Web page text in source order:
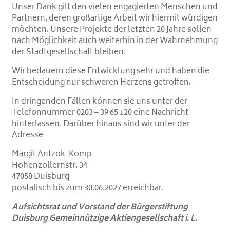
Unser Dank gilt den vielen engagierten Menschen und
Partnern, deren großartige Arbeit wir hiermit würdigen
möchten. Unsere Projekte der letzten 20 Jahre sollen
nach Möglichkeit auch weiterhin in der Wahrnehmung
der Stadtgesellschaft bleiben.
Wir bedauern diese Entwicklung sehr und haben die
Entscheidung nur schweren Herzens getroffen.
In dringenden Fällen können sie uns unter der
Telefonnummer0203 – 39 65 120eine Nachricht
hinterlassen. Darüber hinaus sind wir unter der
Adresse
Margit Antzok-Komp
Hohenzollernstr. 34
47058 Duisburg
postalisch bis zum 30.06.2027 erreichbar.
Aufsichtsrat und Vorstand der Bürgerstiftung
Duisburg Gemeinnützige Aktiengesellschaft i. L.